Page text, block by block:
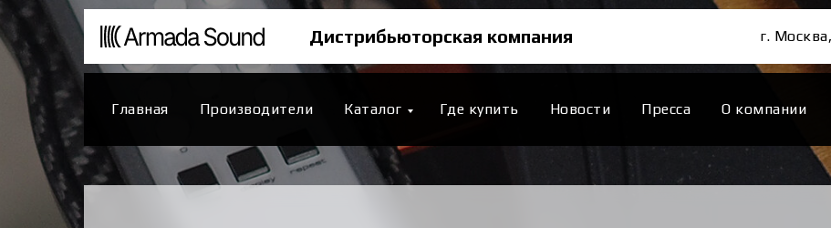
Дистрибьюторская компания г.
Главная Производители Каталог Где купить Новости Пресса О компании